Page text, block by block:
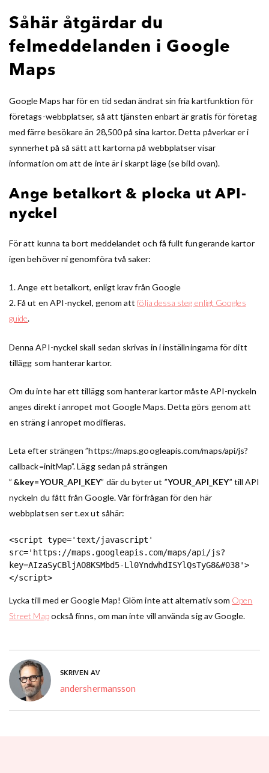
Såhär åtgärdar du
felmeddelanden i Google
Maps
Google Maps har för en tid sedan ändrat sin fria kartfunktion för
företags-webbplatser, så att tjänsten enbart är gratis för företag
med färre besökare än 28,500 på sina kartor. Detta påverkar er i
synnerhet på så sätt att kartorna på webbplatser visar
information om att de inte är i skarpt läge (se bild ovan).
Ange betalkort & plocka ut API-
nyckel
För att kunna ta bort meddelandet och få fullt fungerande kartor
igen behöver ni genomföra två saker:
1. Ange ett betalkort, enligt krav från Google
2. Få ut en API-nyckel, genom attfölja dessa steg enligt Googles
guide.
Denna API-nyckel skall sedan skrivas in i inställningarna för ditt
tillägg som hanterar kartor.
Om du inte har ett tillägg som hanterar kartor måste API-nyckeln
anges direkt i anropet mot Google Maps. Detta görs genom att
en sträng i anropet modifieras.
Leta efter strängen ”https://maps.googleapis.com/maps/api/js?
callback=initMap”. Lägg sedan på strängen
” &key=YOUR_API_KEY” där du byter ut ”YOUR_API_KEY” till API
nyckeln du fått från Google. Vår förfrågan för den här
webbplatsen ser t.ex ut såhär:
<script type='text/javascript'
src='https://maps.googleapis.com/maps/api/js?
key=AIzaSyCBljAO8KSMbd5-Ll0YndwhdISYlQsTyG8&#038'>
</script>
Lycka till med er Google Map! Glöm inte att alternativ som Open
Street Mapockså finns, om man inte vill använda sig av Google.
SKRIVEN AV
andershermansson